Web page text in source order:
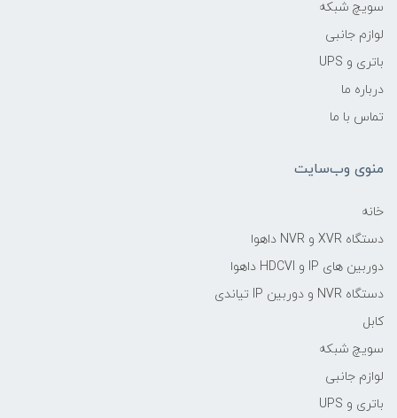
سویچ شبکه
لوازم جانبی
باتری و UPS
درباره ما
تماس با ما
منوی وب‌سایت
خانه
دستگاه XVR و NVR داهوا
دوربین های IP و HDCVI داهوا
دستگاه NVR و دوربین IP تیاندی
کابل
سویچ شبکه
لوازم جانبی
باتری و UPS